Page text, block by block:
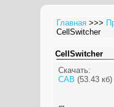
Главная >>>
CellSwitcher
CellSwitcher
Скачать:
CAB (53.43 кб)